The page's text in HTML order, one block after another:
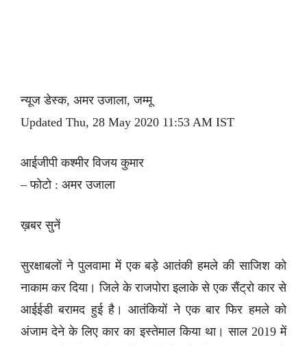
न्यूज डेस्क, अमर उजाला, जम्मू
Updated Thu, 28 May 2020 11:53 AM IST
आईजीपी कश्मीर विजय कुमार
– फोटो : अमर उजाला
ख़बर सुनें
सुरक्षाबलों ने पुलवामा में एक बड़े आतंकी हमले की साजिश को
नाकाम कर दिया। जिले के राजपोरा इलाके से एक सैंट्रो कार से
आईईडी बरामद हुई है। आतंकियों ने एक बार फिर हमले को
अंजाम देने के लिए कार का इस्तेमाल किया था। साल 2019 में